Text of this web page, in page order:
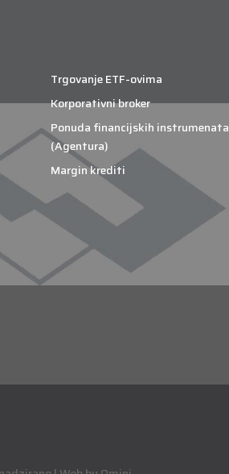
Trgovanje ETF-ovima
Korporativni broker
Ponuda financijskih instrumenata
(Agentura)
Margin krediti